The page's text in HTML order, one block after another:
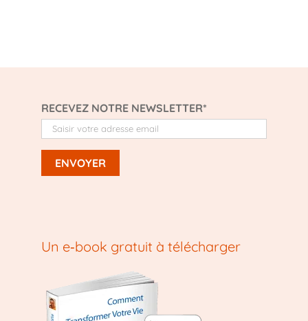
RECEVEZ NOTRE NEWSLETTER*
Un e‑book gratuit à télécharger